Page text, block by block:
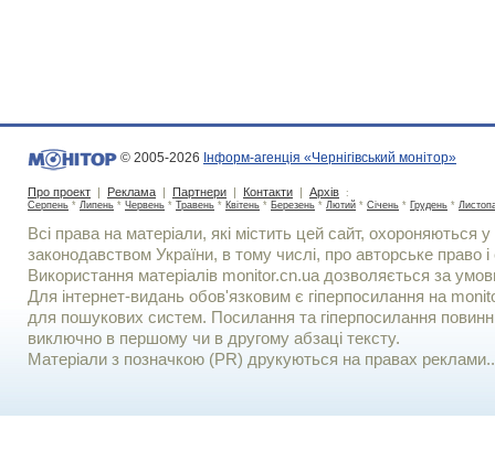
© 2005-2026 Інформ-агенція «Чернігівський монітор»
Про проект | Реклама | Партнери | Контакти | Архів :
Серпень * Липень * Червень * Травень * Квітень * Березень * Лютий * Січень * Грудень *
Всі права на матеріали, які містить цей сайт, охороняються у
законодавством України, в тому числі, про авторське право і
Використання матерiалiв monitor.cn.ua дозволяється за
Для iнтернет-видань обов'язковим є гiперпосилання на
для пошукових систем. Посилання та гіперпосилання
виключно в першому чи в другому абзаці тексту.
Матеріали з позначкою (PR) друкуються на правах реклами..